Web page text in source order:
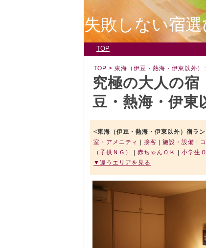
失敗しない宿
TOP
TOP > 東海（伊豆・熱海・伊東以外）
究極の大人の
豆・熱海・伊東
<東海（伊豆・熱海・伊東以外）宿ラ
室・アメニティ
接客 施設・設備
（子供ＮＧ）
赤ちゃんＯＫ 小学生
▼違うエリアを見る